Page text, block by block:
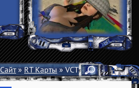
Сайт»RT Карты» VCTF-RT-